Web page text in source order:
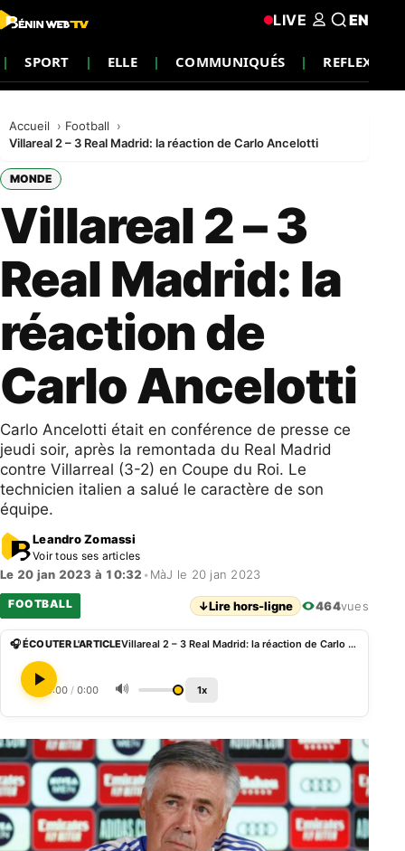
SPORT ELLE COMMUNIQUÉS REFLEXION
LIVE EN
Accueil
Football
Villareal 2 – 3 Real Madrid: la réaction de Carlo Ancelotti
MONDE
Villareal 2 – 3
Real Madrid: la
réaction de
Carlo Ancelotti
Carlo Ancelotti était en conférence de presse ce
jeudi soir, après la remontada du Real Madrid
contre Villarreal (3-2) en Coupe du Roi. Le
technicien italien a salué le caractère de son
équipe.
Leandro Zomassi
Voir tous ses articles
Le 20 jan 2023 à 10:32 • MàJ le 20 jan 2023
FOOTBALL ↓Lire hors-ligne 464vues
🎧 ÉCOUTER L'ARTICLE Villareal 2 – 3 Real Madrid: la réaction de Carlo Ancelotti
0:00 / 0:00 🔊 1x